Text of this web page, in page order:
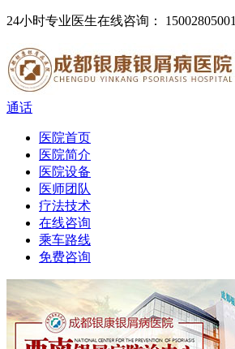
24小时专业医生在线咨询： 15002805001
通话
医院首页
医院简介
医院设备
医师团队
疗法技术
在线咨询
乘车路线
免费咨询